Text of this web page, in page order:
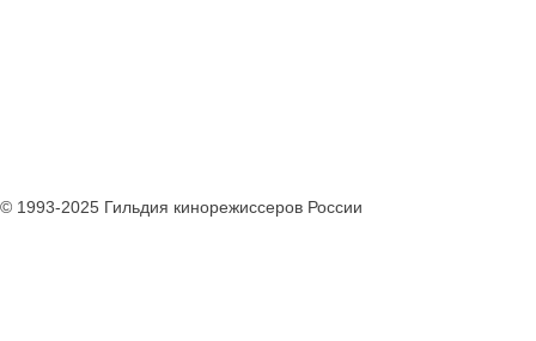
© 1993-2025 Гильдия кинорежиссеров России